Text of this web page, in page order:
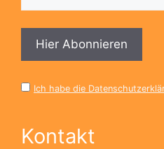
Ich habe die
Kontakt